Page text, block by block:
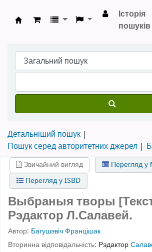
Бібліотека НТШ ›
Історія
пошуків
Детальніший пошук
Пошук серед авторитетних джерел
Звичайний вигляд
Перегляд у
Перегляд у ISBD
Выбраныя творы
Рэдактор Л.Салавей.
Автор: Багушэвіч Францішак
Вторинна відповідальність: Рэдактор